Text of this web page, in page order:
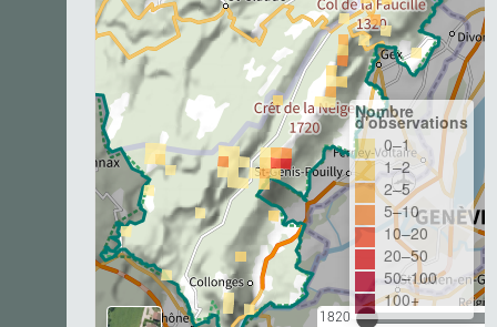
1820
Nombre
d'observations
0–1
1–2
2–5
5–10
10–20
20–50
50–100
100+